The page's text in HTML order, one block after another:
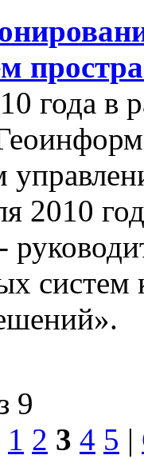
года в
2010
систем
9
1 2 3 4 5 |